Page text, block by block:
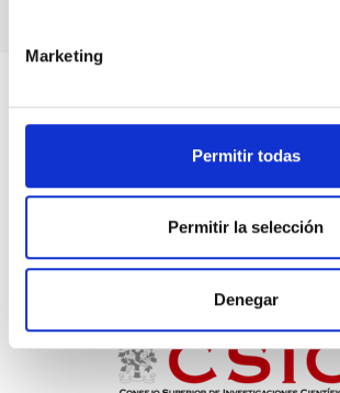
Marketing
Permitir todas
Permitir la selección
Denegar